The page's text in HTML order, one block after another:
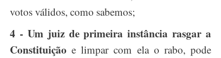
votos válidos, como sabemos;
4 - Um juiz de primeira instância rasgar a
Constituição e limpar com ela o rabo, pode